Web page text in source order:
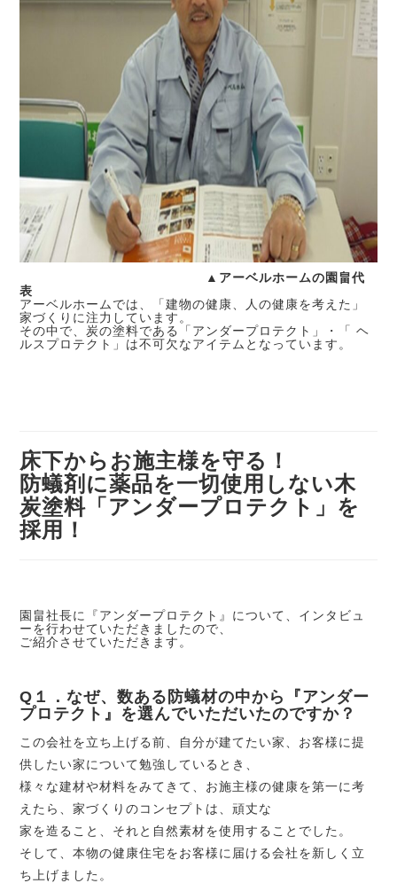
▲アーベルホームの園畠代
表
アーベルホームでは、「建物の健康、人の健康を考えた」
家づくりに注力しています。
その中で、炭の塗料である「アンダープロテクト」・「 ヘ
ルスプロテクト」は不可欠なアイテムとなっています。
床下からお施主様を守る！
防蟻剤に薬品を一切使用しない木
炭塗料「アンダープロテクト」を
採用！
園畠社長に『アンダープロテクト』について、インタビュ
ーを行わせていただきましたので、
ご紹介させていただきます。
Q１．なぜ、数ある防蟻材の中から『アンダー
プロテクト』を選んでいただいたのですか？
この会社を立ち上げる前、自分が建てたい家、お客様に提
供したい家について勉強しているとき、
様々な建材や材料をみてきて、お施主様の健康を第一に考
えたら、家づくりのコンセプトは、頑丈な
家を造ること、それと自然素材を使用することでした。
そして、本物の健康住宅をお客様に届ける会社を新しく立
ち上げました。